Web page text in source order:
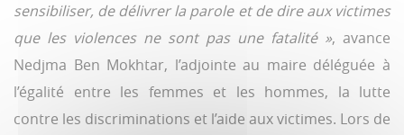
sensibiliser, de délivrer la parole et de dire aux victimes
que les violences ne sont pas une fatalité », avance
Nedjma Ben Mokhtar, l’adjointe au maire déléguée à
l’égalité entre les femmes et les hommes, la lutte
contre les discriminations et l’aide aux victimes. Lors de